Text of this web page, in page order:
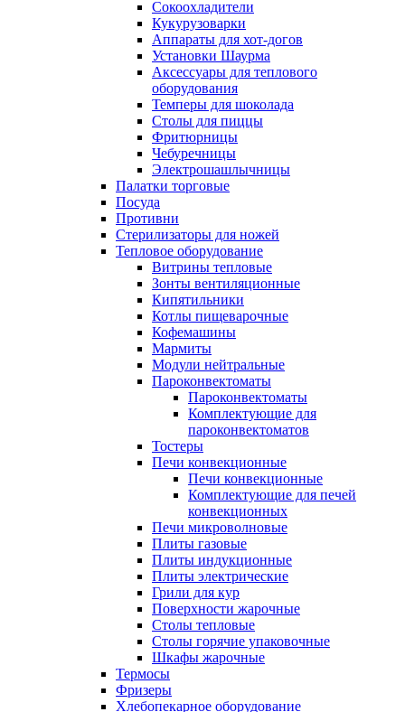
Сокоохладители
Кукурузоварки
Аппараты для хот-догов
Установки Шаурма
Аксессуары для теплового
оборудования
Темперы для шоколада
Столы для пиццы
Фритюрницы
Чебуречницы
Электрошашлычницы
Палатки торговые
Посуда
Противни
Стерилизаторы для ножей
Тепловое оборудование
Витрины тепловые
Зонты вентиляционные
Кипятильники
Котлы пищеварочные
Кофемашины
Мармиты
Модули нейтральные
Пароконвектоматы
Пароконвектоматы
Комплектующие для
пароконвектоматов
Тостеры
Печи конвекционные
Печи конвекционные
Комплектующие для печей
конвекционных
Печи микроволновые
Плиты газовые
Плиты индукционные
Плиты электрические
Грили для кур
Поверхности жарочные
Столы тепловые
Столы горячие упаковочные
Шкафы жарочные
Термосы
Фризеры
Хлебопекарное оборудование